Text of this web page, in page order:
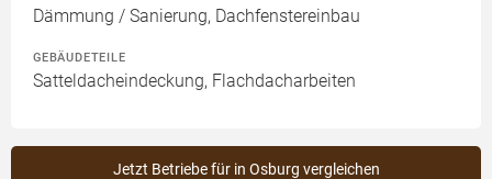
Dämmung / Sanierung, Dachfenstereinbau
GEBÄUDETEILE
Satteldacheindeckung, Flachdacharbeiten
Jetzt Betriebe für in Osburg vergleichen